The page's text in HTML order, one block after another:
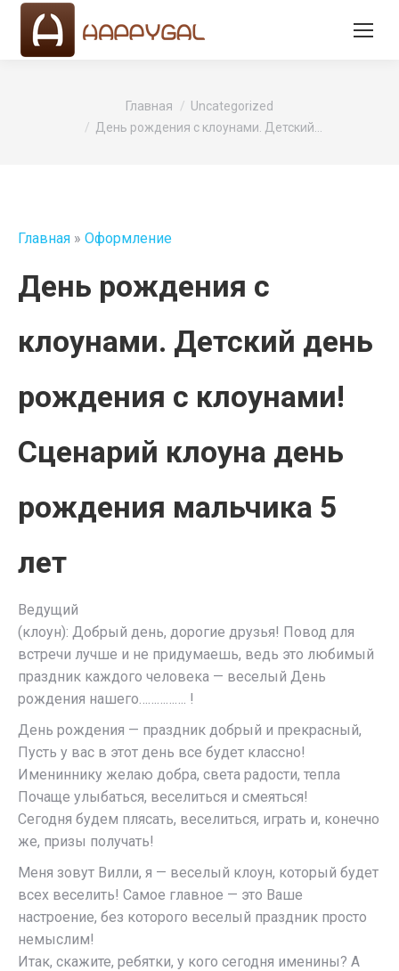
Главная
Uncategorized
День рождения с клоунами. Детский…
Главная » Оформление
День рождения с
клоунами. Детский день
рождения с клоунами!
Сценарий клоуна день
рождения мальчика 5
лет
Ведущий
(клоун): Добрый день, дорогие друзья! Повод для
встречи лучше и не придумаешь, ведь это любимый
праздник каждого человека — веселый День
рождения нашего……………. !
День рождения — праздник добрый и прекрасный,
Пусть у вас в этот день все будет классно!
Имениннику желаю добра, света радости, тепла
Почаще улыбаться, веселиться и смеяться!
Сегодня будем плясать, веселиться, играть и, конечно
же, призы получать!
Меня зовут Вилли, я — веселый клоун, который будет
всех веселить! Самое главное — это Ваше
настроение, без которого веселый праздник просто
немыслим!
Итак, скажите, ребятки, у кого сегодня именины? А